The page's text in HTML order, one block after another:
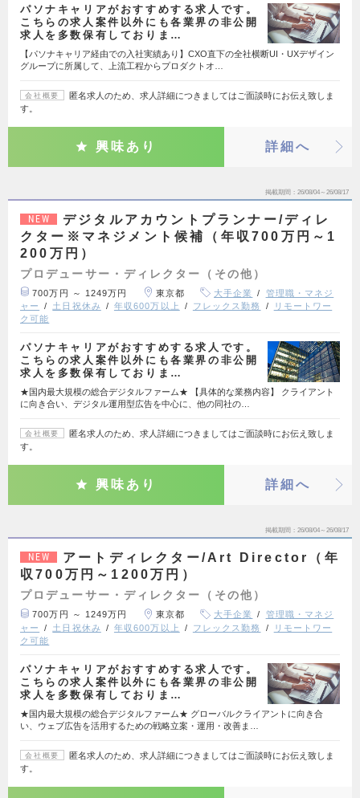
パソナキャリアがおすすめする求人です。
こちらの求人案件以外にも各業界の非公開
求人を多数保有しておりま…
【パソナキャリア経由での入社実績あり】CXO直下の全社横断UI・UXデザイン
グループに所属して、上流工程からプロダクトオ…
会社概要
匿名求人のため、求人詳細につきましてはご面談時にお伝え致しま
す。
興味あり 詳細へ
掲載期間 26/08/04～26/08/17
NEW
デジタルアカウントプランナー/ディレ
クター※マネジメント候補（年収700万円～1
200万円）
プロデューサー・ディレクター（その他）
700万円 ～ 1249万円 東京都 大手企業
管理職・マネジ
ャー
土日祝休み 年収600万以上 フレックス勤務
リモートワー
ク可能
パソナキャリアがおすすめする求人です。
こちらの求人案件以外にも各業界の非公開
求人を多数保有しておりま…
★国内最大規模の総合デジタルファーム★ 【具体的な業務内容】 クライアント
に向き合い、デジタル運用型広告を中心に、他の同社の…
会社概要
匿名求人のため、求人詳細につきましてはご面談時にお伝え致しま
す。
興味あり 詳細へ
掲載期間 26/08/04～26/08/17
NEW
アートディレクター/Art Director（年
収700万円～1200万円）
プロデューサー・ディレクター（その他）
700万円 ～ 1249万円 東京都 大手企業
管理職・マネジ
ャー
土日祝休み 年収600万以上 フレックス勤務
リモートワー
ク可能
パソナキャリアがおすすめする求人です。
こちらの求人案件以外にも各業界の非公開
求人を多数保有しておりま…
★国内最大規模の総合デジタルファーム★ グローバルクライアントに向き合
い、ウェブ広告を活用するための戦略立案・運用・改善ま…
会社概要
匿名求人のため、求人詳細につきましてはご面談時にお伝え致しま
す。